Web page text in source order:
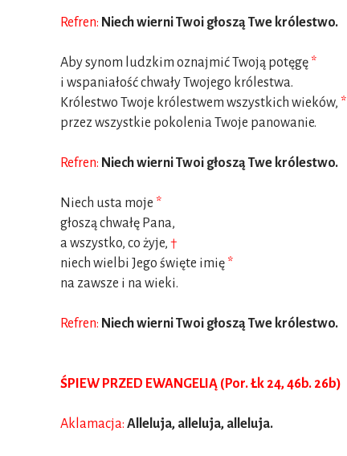
Refren: Niech wierni Twoi głoszą Twe królestwo.
Aby synom ludzkim oznajmić Twoją potęgę *
i wspaniałość chwały Twojego królestwa.
Królestwo Twoje królestwem wszystkich wieków, *
przez wszystkie pokolenia Twoje panowanie.
Refren: Niech wierni Twoi głoszą Twe królestwo.
Niech usta moje *
głoszą chwałę Pana,
a wszystko, co żyje, †
niech wielbi Jego święte imię *
na zawsze i na wieki.
Refren: Niech wierni Twoi głoszą Twe królestwo.
ŚPIEW PRZED EWANGELIĄ (Por. Łk 24, 46b. 26b)
Aklamacja: Alleluja, alleluja, alleluja.